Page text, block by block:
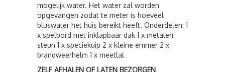
mogelijk water. Het water zal worden
opgevangen zodat te meter is hoeveel
bluswater het huis bereikt heeft. Onderdelen: 1
x spelbord met inklapbaar dak 1 x metalen
steun 1 x speciekuip 2 x kleine emmer 2 x
brandweerhelm 1 x meetlat
ZELF AFHALEN OF LATEN BEZORGEN